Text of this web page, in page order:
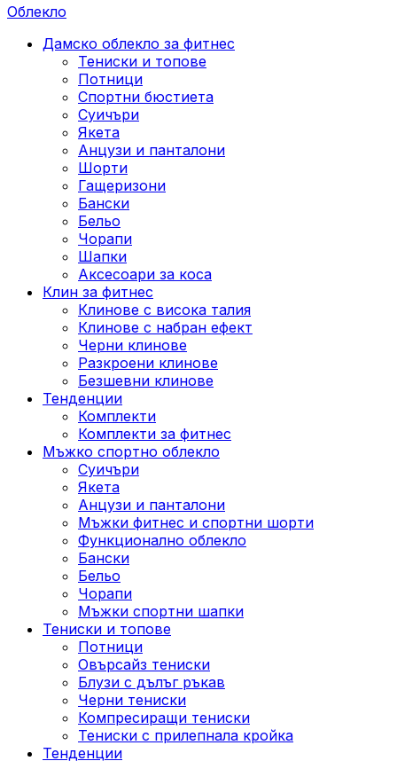
Облекло
Дамско облекло за фитнес
Тениски и топове
Потници
Спортни бюстиета
Суичъри
Якета
Aнцузи и панталони
Шорти
Гащеризони
Бански
Бельо
Чорапи
Шапки
Аксесоари за коса
Клин за фитнес
Клинове с висока талия
Клинове с набран ефект
Черни клинове
Разкроени клинове
Безшевни клинове
Тенденции
Комплекти
Комплекти за фитнес
Мъжко спортно облекло
Суичъри
Якета
Aнцузи и панталони
Mъжки фитнес и спортни шорти
Функционално облекло
Бански
Бельо
Чорапи
Mъжки спортни шапки
Тениски и топове
Потници
Овърсайз тениски
Блузи с дълъг ръкав
Черни тениски
Компресиращи тениски
Тениски с прилепнала кройка
Тенденции